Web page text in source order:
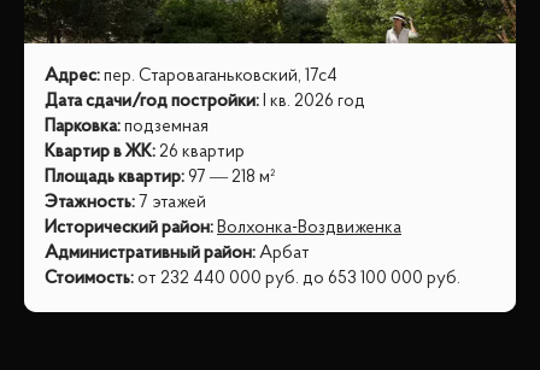
Адрес: пер. Староваганьковский, 17с4
Дата сдачи/год постройки: I кв. 2026 год
Парковка: подземная
Квартир в ЖК: 26 квартир
Площадь квартир: 97 — 218 м²
Этажность: 7 этажей
Исторический район: Волхонка-Воздвиженка
Административный район: Арбат
Стоимость: от 232 440 000 руб. до 653 100 000 руб.